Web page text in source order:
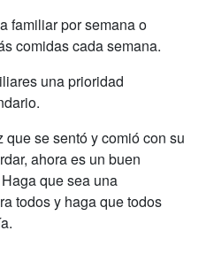
familiar por semana o
comidas cada semana.
una prioridad
se sentó y comió con su
ahora es un buen
que sea una
todos y haga que todos